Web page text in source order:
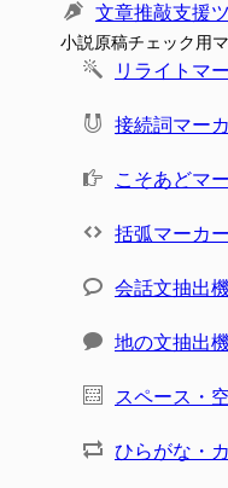
文章推敲支援
小説原稿チェック用
リライトマ
接続詞マー
こそあどマ
括弧マーカー
会話文抽出
地の文抽出
スペース・
ひらがな・